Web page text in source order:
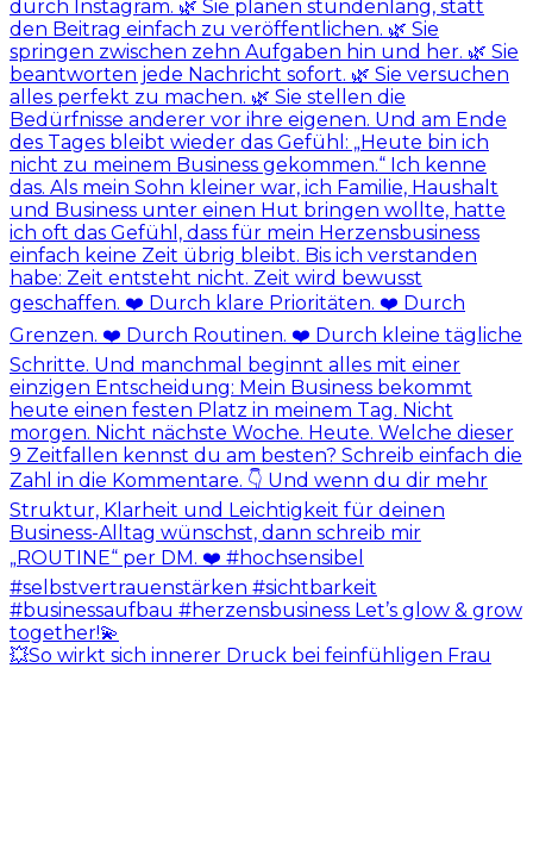
💥So wirkt sich innerer Druck bei feinfühligen Frau